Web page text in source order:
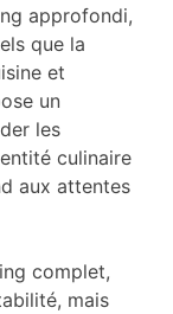
approfondi,
que la
et
un
les
culinaire
aux attentes
complet,
mais